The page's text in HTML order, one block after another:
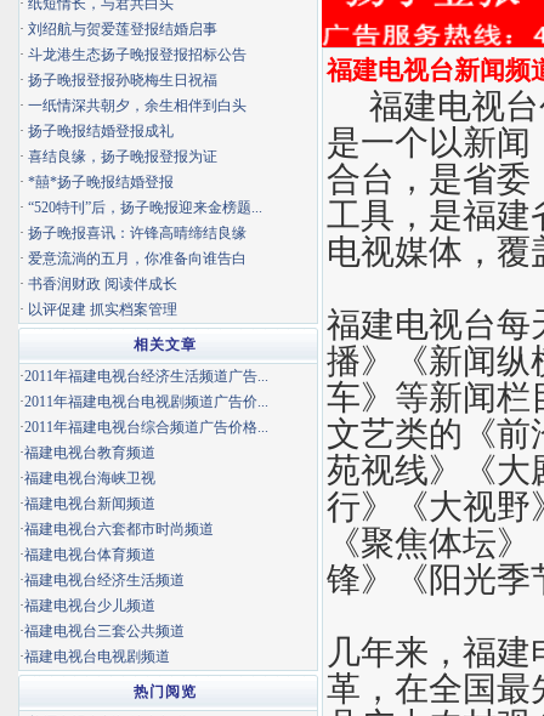
福建电视台新闻频
福建电视台
是一个以新闻
合台，是省委
工具，是福建
电视媒体，
福建电视台每
播》《新闻纵
车》等新闻栏
文艺类的《前
苑视线》《大
行》《大视野
《聚焦体坛
锋》《阳光
几年来，福
革，在全国最
· 纸短情长，与君共白头
· 刘绍航与贺爱莲登报结婚启事
· 斗龙港生态扬子晚报登报招标公告
· 扬子晚报登报孙晓梅生日祝福
· 一纸情深共朝夕，余生相伴到白头
· 扬子晚报结婚登报成礼
· 喜结良缘，扬子晚报登报为证
· *囍*扬子晚报结婚登报
· “520特刊”后，扬子晚报迎来金榜题...
· 扬子晚报喜讯：许锋高晴缔结良缘
· 爱意流淌的五月，你准备向谁告白
· 书香润财政 阅读伴成长
· 以评促建 抓实档案管理
相关文章
·2011年福建电视台经济生活频道广告...
·2011年福建电视台电视剧频道广告价...
·2011年福建电视台综合频道广告价格...
·福建电视台教育频道
·福建电视台海峡卫视
·福建电视台新闻频道
·福建电视台六套都市时尚频道
·福建电视台体育频道
·福建电视台经济生活频道
·福建电视台少儿频道
·福建电视台三套公共频道
·福建电视台电视剧频道
热门阅览